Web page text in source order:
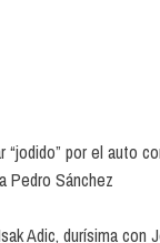
“jodido” por el auto
Pedro Sánchez
Adic, durísima con